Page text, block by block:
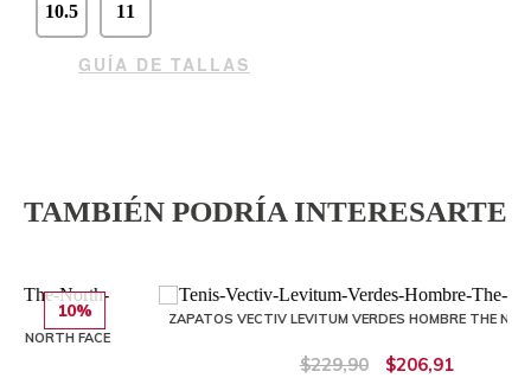
10.5 11
GUÍA DE TALLAS
TAMBIÉN PODRÍA INTERESARTE
10%
ZAPATOS VECTIV LEVITUM VERDES HOMBRE THE NORTH FACE
$206,91